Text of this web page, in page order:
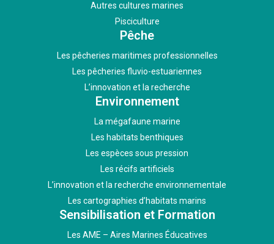
Autres cultures marines
Pisciculture
Pêche
Les pêcheries maritimes professionnelles
Les pêcheries fluvio-estuariennes
L’innovation et la recherche
Environnement
La mégafaune marine
Les habitats benthiques
Les espèces sous pression
Les récifs artificiels
L’innovation et la recherche environnementale
Les cartographies d’habitats marins
Sensibilisation et Formation
Les AME – Aires Marines Éducatives